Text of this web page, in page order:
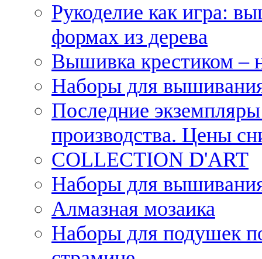
Рукоделие как игра:
формах из дерева
Вышивка крестиком –
Наборы для
Последние
производства. Цены
COLLECTION D'ART
Наборы для
Алмазная мозаика
Наборы для подушек